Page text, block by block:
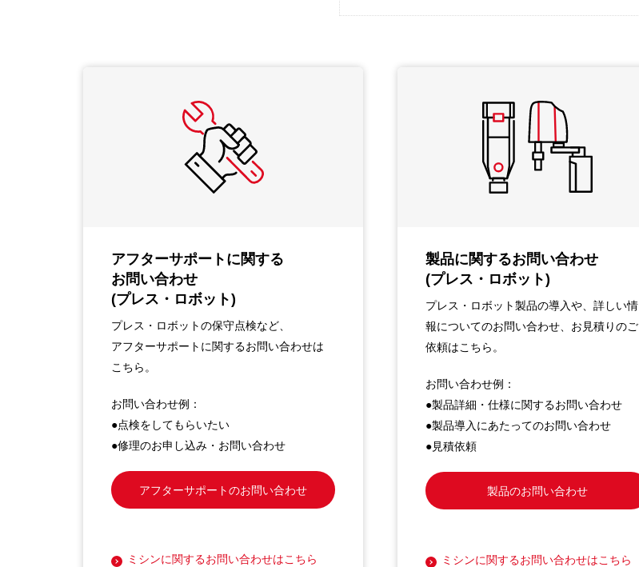
アフターサポートに関する
お問い合わせ
(プレス・ロボット)
プレス・ロボットの保守点検など、
アフターサポートに関するお問い合わせは
こちら。
お問い合わせ例：
●点検をしてもらいたい
●修理のお申し込み・お問い合わせ
アフターサポートのお問い合わせ
ミシンに関するお問い合わせはこちら
製品に関するお問い合わせ
(プレス・ロボット)
プレス・ロボット製品の導入や、詳しい情
報についてのお問い合わせ、お見積りのご
依頼はこちら。
お問い合わせ例：
●製品詳細・仕様に関するお問い合わせ
●製品導入にあたってのお問い合わせ
●見積依頼
製品のお問い合わせ
ミシンに関するお問い合わせはこちら